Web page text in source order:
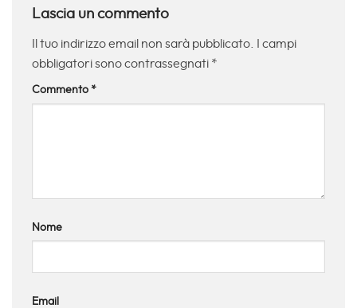
Lascia un commento
Il tuo indirizzo email non sarà pubblicato.
I campi
obbligatori sono contrassegnati *
Commento *
Nome
Email